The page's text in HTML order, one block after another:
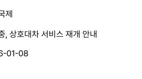
제
, 상호대차 서비스 재개 안내
01-08